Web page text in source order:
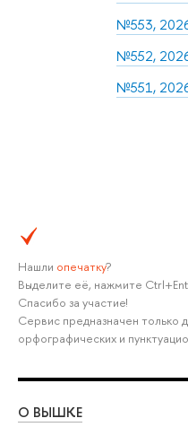
№553,
№552,
№551,
Нашли опечатку?
Выделите её, нажмите
Спасибо за участие!
Сервис предназначен только
орфографических и
О ВЫШКЕ